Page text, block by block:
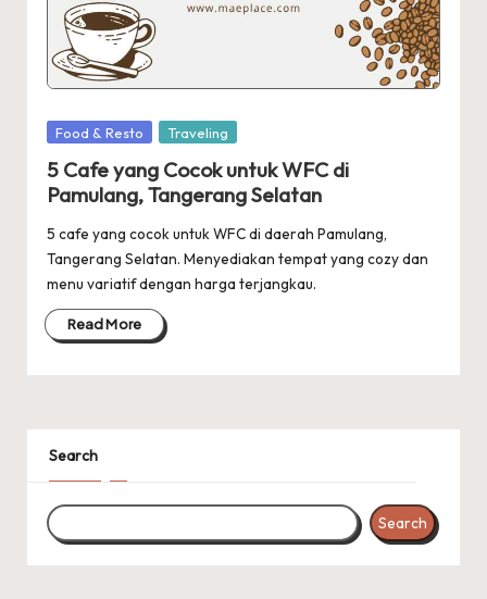
Posted
Food & Resto Traveling
5 Cafe yang Cocok untuk WFC di
Pamulang, Tangerang Selatan
5 cafe yang cocok untuk WFC di daerah Pamulang,
Tangerang Selatan. Menyediakan tempat yang cozy dan
menu variatif dengan harga terjangkau.
Read More
Search
Search